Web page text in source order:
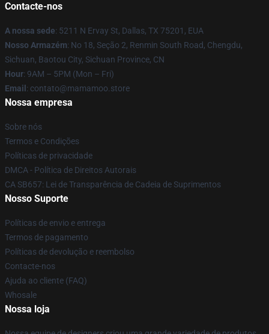
Contacte-nos
A nossa sede: 5211 N Ervay St, Dallas, TX 75201, EUA
Nosso Armazém: No 18, Seção 2, Renmin South Road, Chengdu,
Sichuan, Baotou City, Sichuan Province, CN
Hour: 9AM – 5PM (Mon – Fri)
Email : contato@mamamoo.store
Nossa empresa
Sobre nós
Termos e Condições
Políticas de privacidade
DMCA - Política de Direitos Autorais
CA SB657: Lei de Transparência de Cadeia de Suprimentos
Nosso Suporte
Políticas de envio e entrega
Termos de pagamento
Políticas de devolução e reembolso
Contacte-nos
Ajuda ao cliente (FAQ)
Whosale
Nossa loja